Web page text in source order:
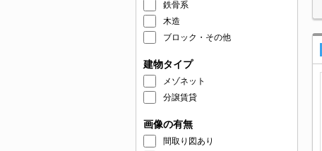
鉄骨系
木造
ブロック・その他
建物タイプ
メゾネット
分譲賃貸
画像の有無
間取り図あり